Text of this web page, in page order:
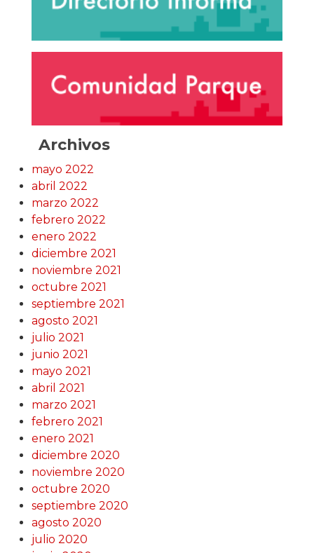
Archivos
mayo 2022
abril 2022
marzo 2022
febrero 2022
enero 2022
diciembre 2021
noviembre 2021
octubre 2021
septiembre 2021
agosto 2021
julio 2021
junio 2021
mayo 2021
abril 2021
marzo 2021
febrero 2021
enero 2021
diciembre 2020
noviembre 2020
octubre 2020
septiembre 2020
agosto 2020
julio 2020